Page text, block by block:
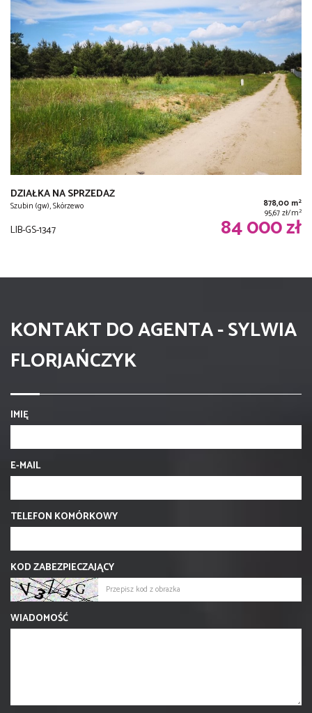
DZIAŁKA NA SPRZEDAŻ
Szubin (gw), Skórzewo 878,00 m2
95,67 zł/m2
LIB-GS-1347 84 000 zł
KONTAKT DO AGENTA - SYLWIA
FLORJAŃCZYK
IMIĘ
E-MAIL
TELEFON KOMÓRKOWY
KOD ZABEZPIECZAJĄCY
WIADOMOŚĆ